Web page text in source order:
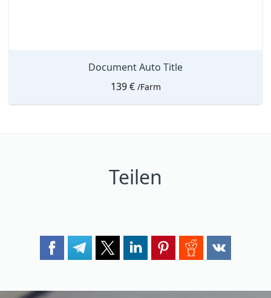
Document Auto Title
139€ /Farm
Teilen